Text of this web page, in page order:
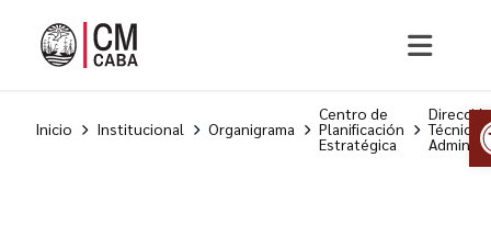
Inicio Institucional Organigrama
Centro de
Planificación
Estratégica
Técnica